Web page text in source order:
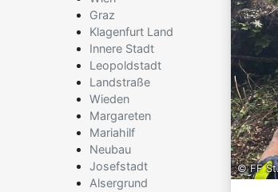
Graz
Klagenfurt Land
Innere Stadt
Leopoldstadt
Landstraße
Wieden
Margareten
Mariahilf
Neubau
Josefstadt
Alsergrund
© FF